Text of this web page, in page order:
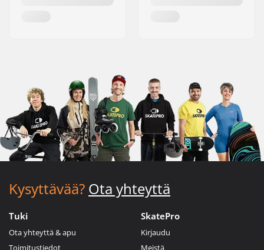
Kysyttävää? Ota yhteyttä
Tuki
Ota yhteyttä & apu
Toimitustiedot
SkatePro
Kirjaudu
Meistä